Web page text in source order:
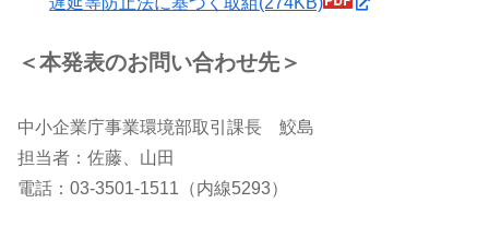
＜本発表のお問い合わせ先＞
中小企業庁事業環境部取引課長 鮫島
担当者：佐藤、山田
電話：03-3501-1511（内線5293）